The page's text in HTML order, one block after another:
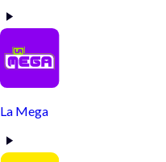
La Mega